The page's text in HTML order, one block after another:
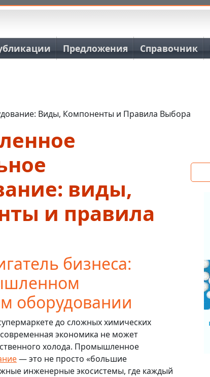
навигацияПредложения Справочник
Виды, Компоненты и Правила Выбора
виды,
и правила
бизнеса:
оборудовании
до сложных химических
экономика не может
холода. Промышленное
— это не просто «большие
инженерные экосистемы, где каждый